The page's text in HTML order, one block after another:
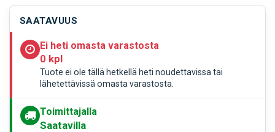
SAATAVUUS
Ei heti omasta varastosta
0 kpl
Tuote ei ole tällä hetkellä heti noudettavissa tai
lähetettävissä omasta varastosta.
Toimittajalla
Saatavilla